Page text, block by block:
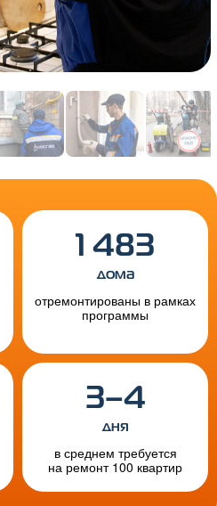
1 483
дома
отремонтированы в рамках
программы
3–4
дня
в среднем требуется
на ремонт 100 квартир